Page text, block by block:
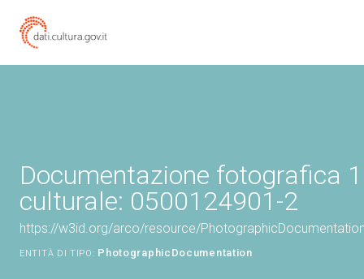
Documentazione fotografica
culturale: 0500124901-2
https://w3id.org/arco/resource/
ENTITÀ DI TIPO: PhotographicDocumentation